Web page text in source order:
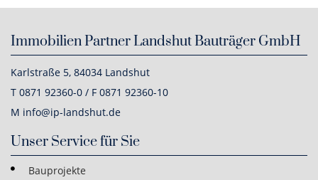
Immobilien Partner Landshut Bauträger GmbH
Karlstraße 5, 84034 Landshut
T 0871 92360-0 / F 0871 92360-10
M info@ip-landshut.de
Unser Service für Sie
Bauprojekte